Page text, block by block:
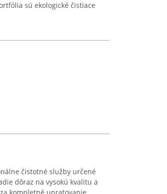
sú ekologické čistiace
čistotné služby určené
dôraz na vysokú kvalitu a